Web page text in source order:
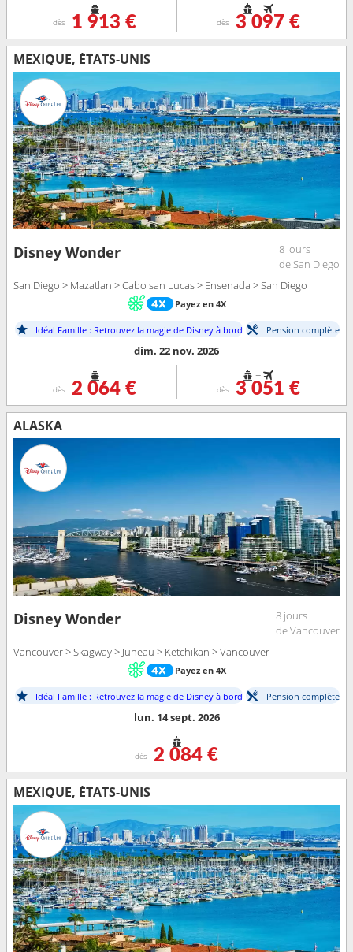
dès 1 913 €
+
dès 3 097 €
MEXIQUE, ÉTATS-UNIS
Disney Wonder
8 jours
de San Diego
San Diego > Mazatlan > Cabo san Lucas > Ensenada > San Diego
Payez en 4X
Idéal Famille : Retrouvez la magie de Disney à bord Pension complète
dim. 22 nov. 2026
dès 2 064 €
+
dès 3 051 €
ALASKA
Disney Wonder
8 jours
de Vancouver
Vancouver > Skagway > Juneau > Ketchikan > Vancouver
Payez en 4X
Idéal Famille : Retrouvez la magie de Disney à bord Pension complète
lun. 14 sept. 2026
dès 2 084 €
MEXIQUE, ÉTATS-UNIS